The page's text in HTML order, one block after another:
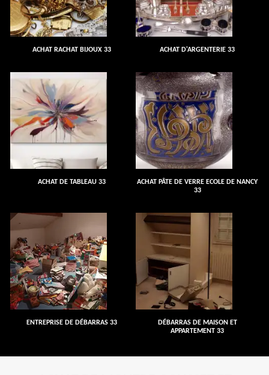
ACHAT RACHAT BIJOUX 33 ACHAT D'ARGENTERIE 33
ACHAT DE TABLEAU 33
ACHAT PÂTE DE VERRE ECOLE DE NANCY
33
ENTREPRISE DE DÉBARRAS 33
DÉBARRAS DE MAISON ET
APPARTEMENT 33